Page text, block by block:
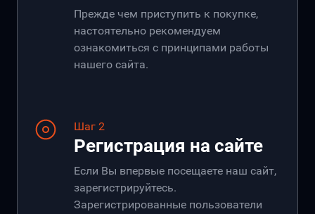
Прежде чем приступить к покупке,
настоятельно рекомендуем
ознакомиться с принципами работы
нашего сайта.
Шаг 2
Регистрация на сайте
Если Вы впервые посещаете наш сайт,
зарегистрируйтесь.
Зарегистрированные пользователи